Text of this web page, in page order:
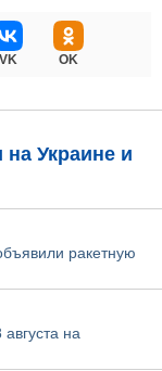
VK OK
Украине и
ракетную
на